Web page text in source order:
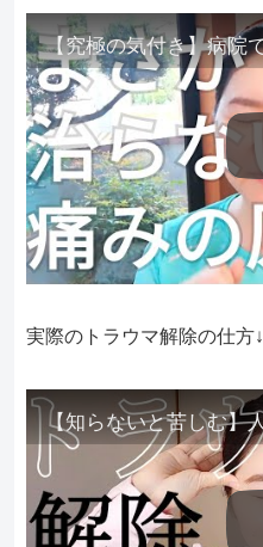
実際のトラウマ解除の仕方↓